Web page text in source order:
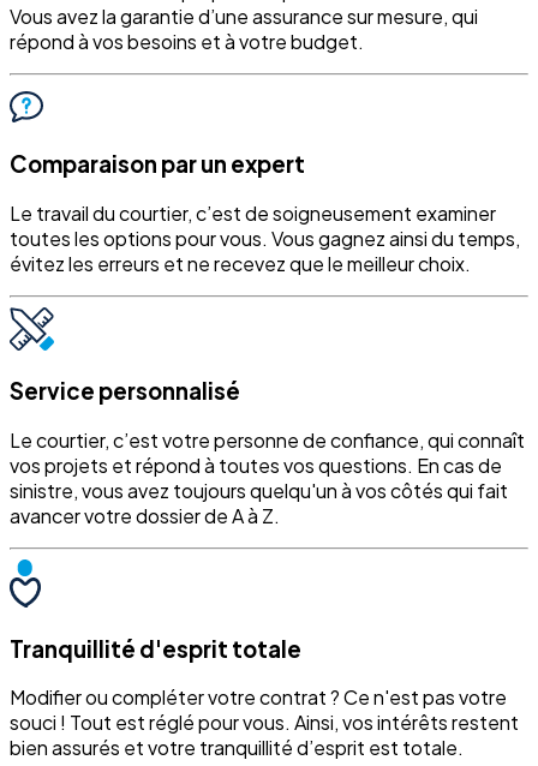
Vous avez la garantie d’une assurance sur mesure, qui
répond à vos besoins et à votre budget.
Comparaison par un expert
Le travail du courtier, c’est de soigneusement examiner
toutes les options pour vous. Vous gagnez ainsi du temps,
évitez les erreurs et ne recevez que le meilleur choix.
Service personnalisé
Le courtier, c’est votre personne de confiance, qui connaît
vos projets et répond à toutes vos questions. En cas de
sinistre, vous avez toujours quelqu'un à vos côtés qui fait
avancer votre dossier de A à Z.
Tranquillité d'esprit totale
Modifier ou compléter votre contrat ? Ce n'est pas votre
souci ! Tout est réglé pour vous. Ainsi, vos intérêts restent
bien assurés et votre tranquillité d’esprit est totale.